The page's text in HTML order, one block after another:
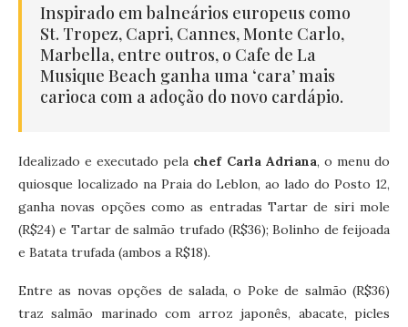
Inspirado em balneários europeus como
St. Tropez, Capri, Cannes, Monte Carlo,
Marbella, entre outros, o Cafe de La
Musique Beach ganha uma ‘cara’ mais
carioca com a adoção do novo cardápio.
Idealizado e executado pela chef Carla Adriana, o menu do
quiosque localizado na Praia do Leblon, ao lado do Posto 12,
ganha novas opções como as entradas Tartar de siri mole
(R$24) e Tartar de salmão trufado (R$36); Bolinho de feijoada
e Batata trufada (ambos a R$18).
Entre as novas opções de salada, o Poke de salmão (R$36)
traz salmão marinado com arroz japonês, abacate, picles